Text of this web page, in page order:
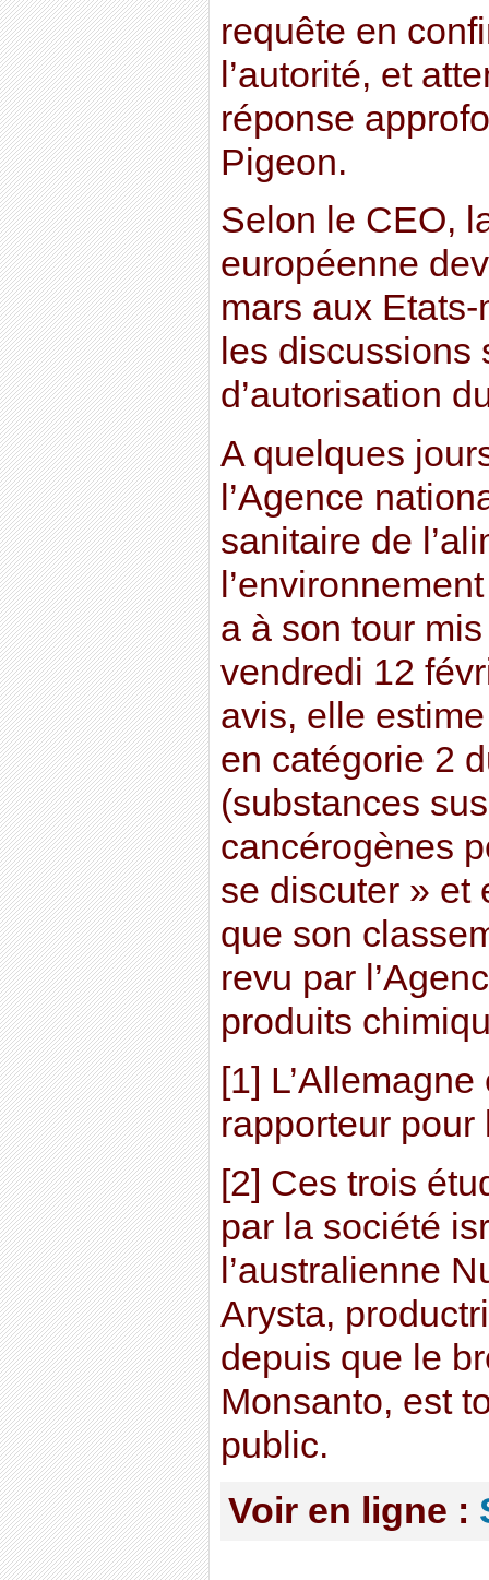
requête en
l’autorité, et
réponse
Pigeon.
Selon le CEO,
européenne
mars aux
les
d’autorisation
A quelques
l’Agence
sanitaire de
a à son tour
vendredi 12
avis, elle
en catégorie 2
(substances
cancérogènes
se discuter » et
que son
revu par
produits
[1]
rapporteur
[2] Ces trois
par la société
l’australienne
Arysta,
depuis que le
Monsanto, est
public.
Voir en ligne :